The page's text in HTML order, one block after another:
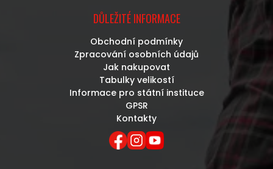
DŮLEŽITÉ INFORMACE
Obchodní podmínky
Zpracování osobních údajů
Jak nakupovat
Tabulky velikostí
Informace pro státní instituce
GPSR
Kontakty